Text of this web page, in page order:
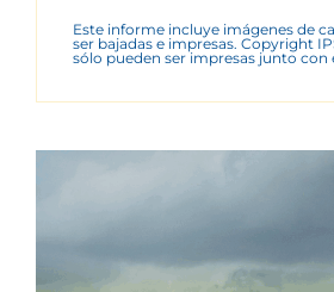
Este informe incluye imágenes de
ser bajadas e impresas. Copyright
sólo pueden ser impresas junto con